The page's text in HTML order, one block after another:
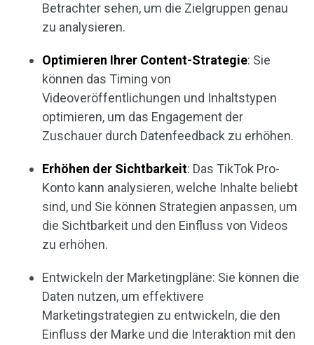
Betrachter sehen, um die Zielgruppen genau
zu analysieren.
Optimieren Ihrer Content-Strategie: Sie
können das Timing von
Videoveröffentlichungen und Inhaltstypen
optimieren, um das Engagement der
Zuschauer durch Datenfeedback zu erhöhen.
Erhöhen der Sichtbarkeit: Das TikTok Pro-
Konto kann analysieren, welche Inhalte beliebt
sind, und Sie können Strategien anpassen, um
die Sichtbarkeit und den Einfluss von Videos
zu erhöhen.
Entwickeln der Marketingpläne: Sie können die
Daten nutzen, um effektivere
Marketingstrategien zu entwickeln, die den
Einfluss der Marke und die Interaktion mit den